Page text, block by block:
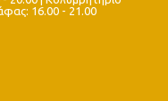
16.00 - 21.00